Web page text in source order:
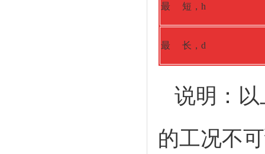
最 短，h
最 长，d
说明：
的工况不